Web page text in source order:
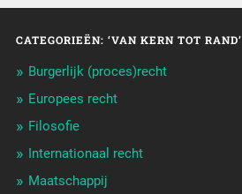
CATEGORIEËN: ‘VAN KERN TOT RAND’
Burgerlijk (proces)recht
Europees recht
Filosofie
Internationaal recht
Maatschappij